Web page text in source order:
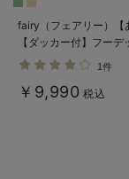
fairy（フェアリー）【
【ダッカー付】フーデ
ト マタニティ・産後
1件
￥9,990 税込